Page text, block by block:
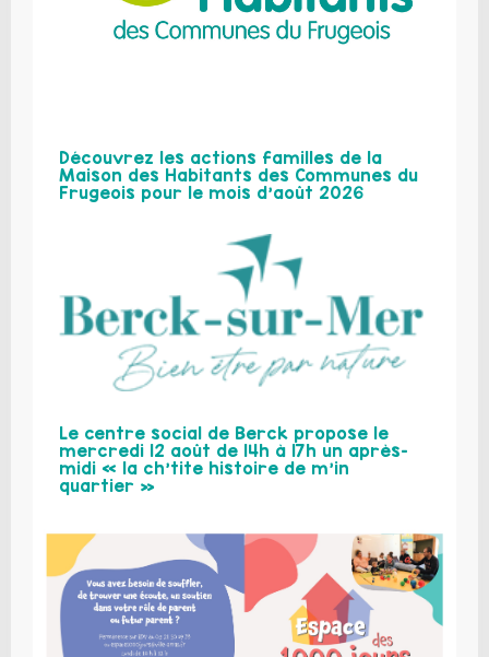
Découvrez les actions familles de la
Maison des Habitants des Communes du
Frugeois pour le mois d’août 2026
Le centre social de Berck propose le
mercredi 12 août de 14h à 17h un après-
midi « la ch’tite histoire de m’in
quartier »